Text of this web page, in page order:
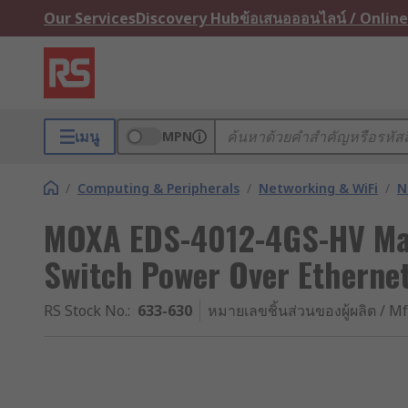
Our ServicesDiscovery Hubข้อเสนอออนไลน์ /
เมนู MPN
/ Computing & Peripherals / Networking & WiFi /
MOXA EDS-4012-4GS-HV
Switch Power Over
RS Stock No.: 633-630 หมายเลขชิ้นส่วนของผู้ผลิต /